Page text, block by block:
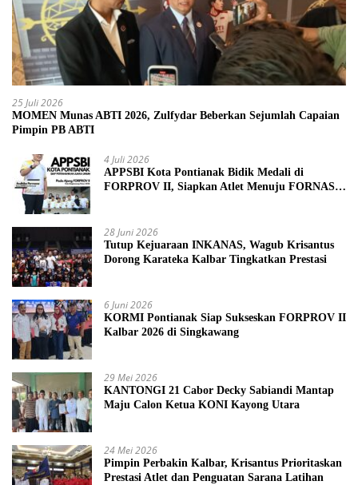
25 Juli 2026
MOMEN Munas ABTI 2026, Zulfydar Beberkan Sejumlah Capaian
Pimpin PB ABTI
4 Juli 2026
APPSBI Kota Pontianak Bidik Medali di
FORPROV II, Siapkan Atlet Menuju FORNAS
28 Juni 2026
Tutup Kejuaraan INKANAS, Wagub Krisantus
Dorong Karateka Kalbar Tingkatkan Prestasi
6 Juni 2026
KORMI Pontianak Siap Sukseskan FORPROV II
Kalbar 2026 di Singkawang
29 Mei 2026
KANTONGI 21 Cabor Decky Sabiandi Mantap
Maju Calon Ketua KONI Kayong Utara
24 Mei 2026
Pimpin Perbakin Kalbar, Krisantus Prioritaskan
Prestasi Atlet dan Penguatan Sarana Latihan